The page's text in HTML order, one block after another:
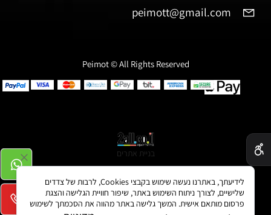
peimott@gmail.com
Peimot © All Rights Reserved
בניית אתרים
לידיעתך, באתרנו נעשה שימוש בקבצי Cookies, לרבות של צדדים
שלישיים, לצורך ניתוח השימוש באתר, שיפור חוויית הגלישה והצגת
פרסום מותאם אישית. המשך גלישה באתר מהווה את הסכמתך לשימוש